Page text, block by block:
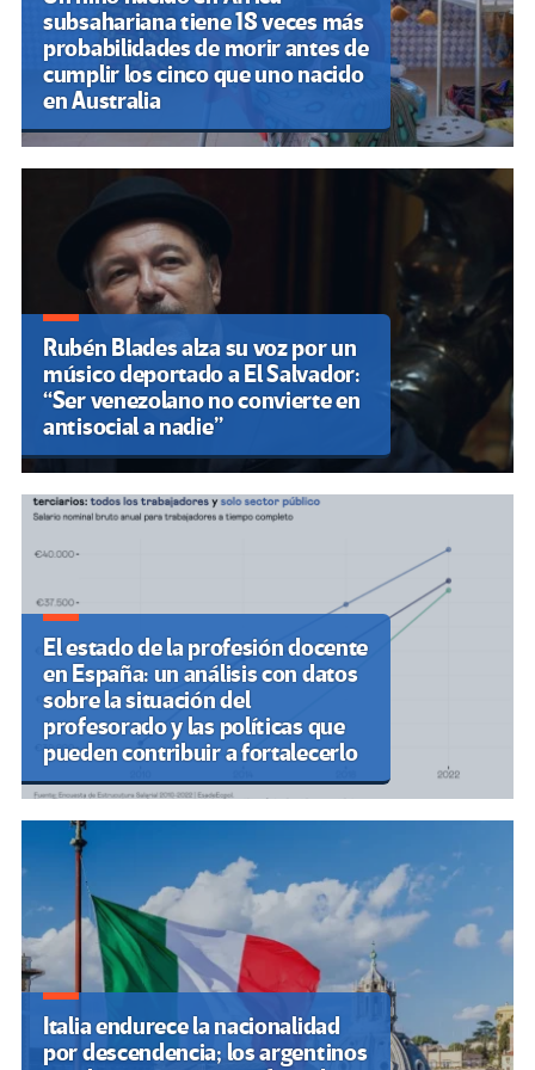
subsahariana tiene 18 veces más
probabilidades de morir antes de
cumplir los cinco que uno nacido
en Australia
Rubén Blades alza su voz por un
músico deportado a El Salvador:
“Ser venezolano no convierte en
antisocial a nadie”
El estado de la profesión docente
en España: un análisis con datos
sobre la situación del
profesorado y las políticas que
pueden contribuir a fortalecerlo
Italia endurece la nacionalidad
por descendencia; los argentinos